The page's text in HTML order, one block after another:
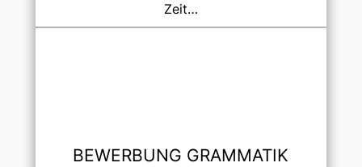
Zeit…
BEWERBUNG GRAMMATIK